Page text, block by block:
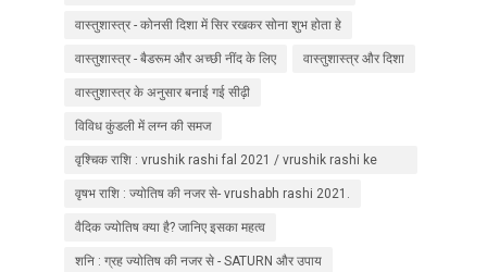
वास्तुशास्त्र - कोनसी दिशा में सिर रखकर सोना शुभ होता हे
वास्तुशास्त्र - बैडरूम और अच्छी नींद के लिए वास्तुशास्त्र और दिशा
वास्तुशास्त्र के अनुसार बनाई गई सीढ़ी
विविध कुंडली में लग्न की समज
वृश्चिक राशि : vrushik rashi fal 2021 / vrushik rashi ke
upaay
वृषभ राशि : ज्योतिष की नजर से- vrushabh rashi 2021.
वैदिक ज्योतिष क्या है? जानिए इसका महत्व
शनि : ग्रह ज्योतिष की नजर से - SATURN और उपाय